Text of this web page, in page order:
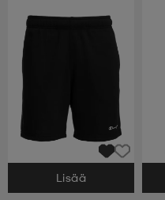
Valitse Koko
Lisää